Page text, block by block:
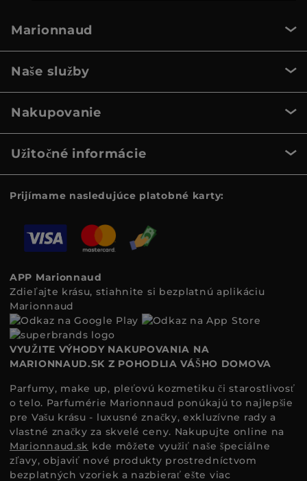
Marionnaud
Naše služby
Nakupovanie
Užitočné informácie
Prijímame nasledujúce platobné karty:
APP Marionnaud
Zdieľajte krásu, stiahnite si bezplatnú aplikáciu
Marionnaud
VYUŽITE VÝHODY NAKUPOVANIA NA
MARIONNAUD.SK Z POHODLIA VÁŠHO DOMOVA
Parfumy, make up, pleťovú kozmetiku či starostlivosť
o telo. Parfumérie Marionnaud ponúkajú to najlepšie
pre Vašu krásu - luxusné značky, exkluzívne rady a
vlastné značky za skvelé ceny. Nakupujte online na
Marionnaud.sk kde môžete využiť naše špeciálne
zľavy, objaviť nové produkty prostredníctvom
bezplatných vzoriek a nazbierať ešte viac